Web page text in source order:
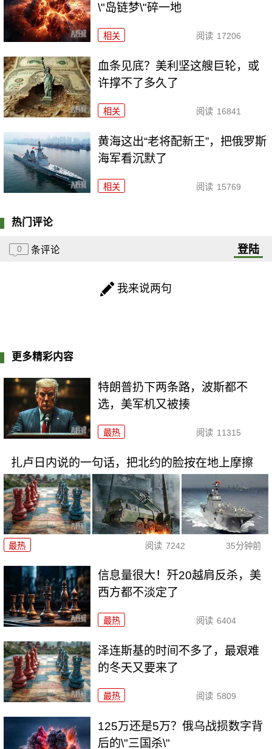
\"岛链梦\"碎一地
相关 阅读 17206
血条见底？美利坚这艘巨轮，或
许撑不了多久了
相关 阅读 16841
黄海这出“老将配新王”，把俄罗斯
海军看沉默了
相关 阅读 15769
热门评论
0 条评论 登陆
我来说两句
更多精彩内容
特朗普扔下两条路，波斯都不
选，美军机又被揍
最热 阅读 11315
扎卢日内说的一句话，把北约的脸按在地上摩擦
最热 阅读 7242 35分钟前
信息量很大！歼20越肩反杀，美
西方都不淡定了
最热 阅读 6404
泽连斯基的时间不多了，最艰难
的冬天又要来了
最热 阅读 5809
125万还是5万？俄乌战损数字背
后的\"三国杀\"